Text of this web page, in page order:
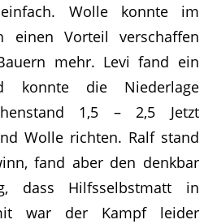
Wolle konnte im
einen Vorteil verschaffen
mehr. Levi fand ein
konnte die Niederlage
1,5 – 2,5 Jetzt
Wolle richten. Ralf stand
fand aber den denkbar
dass Hilfsselbstmatt in
war der Kampf leider